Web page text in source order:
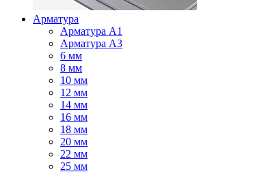
Арматура
Арматура А1
Арматура А3
6 мм
8 мм
10 мм
12 мм
14 мм
16 мм
18 мм
20 мм
22 мм
25 мм